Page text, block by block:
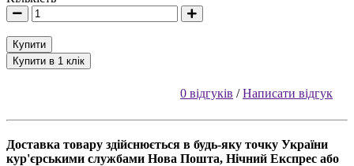
Купити
Купити в 1 клік
0 відгуків /Написати відгук
Доставка товару здійснюється в будь-яку точку України
кур'єрськими службами Нова Пошта, Нічний Експрес або